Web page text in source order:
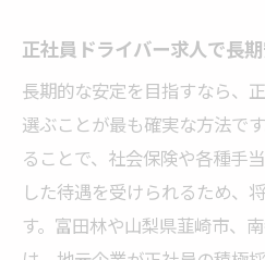
福利厚生充実の職場を見
ドライバー求人で福
のコツ
働きやすいドライ
条件
福利厚生が魅力のド
正社員ドライバー求人で長
長期的な安定を目指すなら、
選ぶことが最も確実な方法で
ることで、社会保険や各種手
した待遇を受けられるため、
す。富田林や山梨県韮崎市、